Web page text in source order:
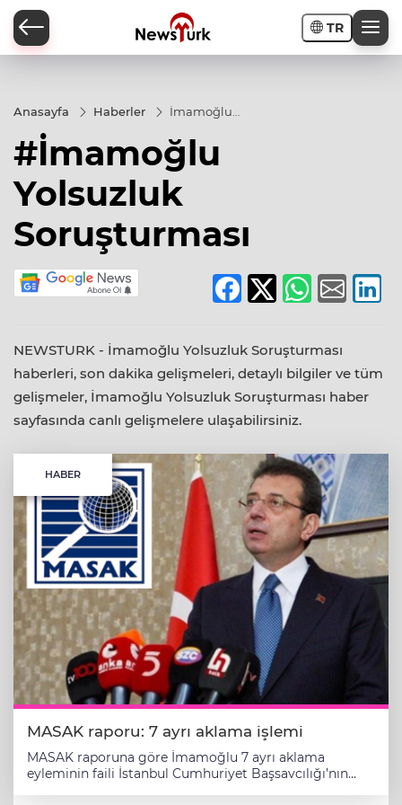
TR
Anasayfa Haberler
İmamoğlu
Soruşturması
#İmamoğlu
Yolsuzluk
Soruşturması
NEWSTURK - İmamoğlu Yolsuzluk Soruşturması
haberleri, son dakika gelişmeleri, detaylı bilgiler ve tüm
gelişmeler, İmamoğlu Yolsuzluk Soruşturması haber
sayfasında canlı gelişmelere ulaşabilirsiniz.
HABER
MASAK raporu: 7 ayrı aklama işlemi
MASAK raporuna göre İmamoğlu 7 ayrı aklama
eyleminin faili İstanbul Cumhuriyet Başsavcılığı’nın